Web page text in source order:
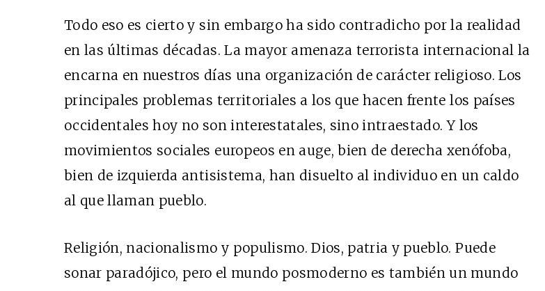
Todo eso es cierto y sin embargo ha sido contradicho por la realidad
en las últimas décadas. La mayor amenaza terrorista internacional la
encarna en nuestros días una organización de carácter religioso. Los
principales problemas territoriales a los que hacen frente los países
occidentales hoy no son interestatales, sino intraestado. Y los
movimientos sociales europeos en auge, bien de derecha xenófoba,
bien de izquierda antisistema, han disuelto al individuo en un caldo
al que llaman pueblo.
Religión, nacionalismo y populismo. Dios, patria y pueblo. Puede
sonar paradójico, pero el mundo posmoderno es también un mundo